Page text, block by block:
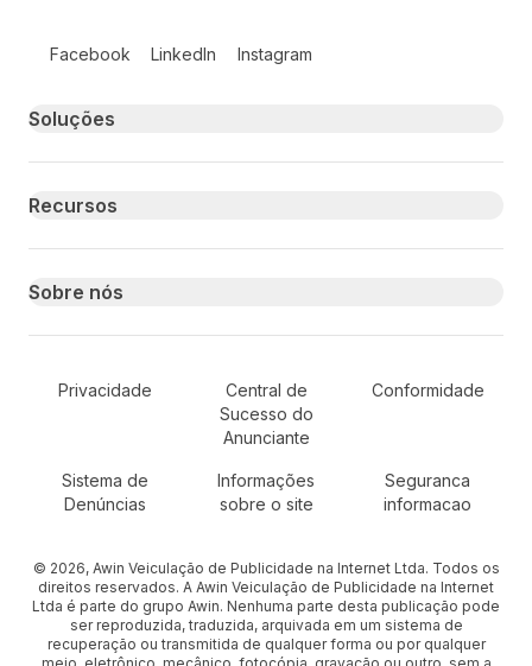
Facebook LinkedIn Instagram
Primary footer navigation
Soluções
Recursos
Sobre nós
Secondary Footer Navigation
Privacidade
Central de
Sucesso do
Anunciante
Conformidade
Sistema de
Denúncias
Informações
sobre o site
Seguranca
informacao
© 2026, Awin Veiculação de Publicidade na Internet Ltda. Todos os
direitos reservados. A Awin Veiculação de Publicidade na Internet
Ltda é parte do grupo Awin. Nenhuma parte desta publicação pode
ser reproduzida, traduzida, arquivada em um sistema de
recuperação ou transmitida de qualquer forma ou por qualquer